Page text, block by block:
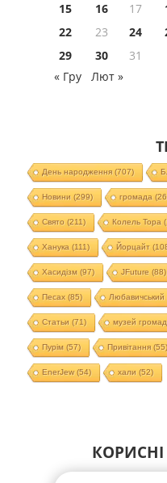
15
16 17
22
23 24
29
30
31
« Гру
Лют »
День народження(707)
Новини (299) громада
Свято (211) Колель Тора
Ханука (111) Йорцайт
Хасидізм (97) JFuture (88)
Песах(85)
Статьи (71) музей
Пурім (57) Привітання
EnerJew(54) хали (52)